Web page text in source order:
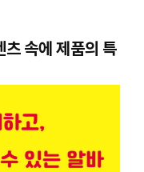
속에 제품의 특